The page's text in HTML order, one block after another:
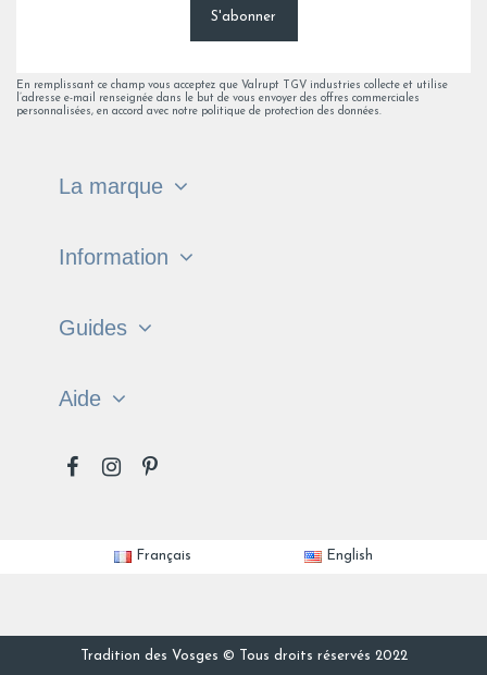
S'abonner
En remplissant ce champ vous acceptez que Valrupt TGV industries collecte et utilise
l’adresse e-mail renseignée dans le but de vous envoyer des offres commerciales
personnalisées, en accord avec notre politique de protection des données.
La marque
Information
Guides
Aide
Français English
Tradition des Vosges © Tous droits réservés 2022